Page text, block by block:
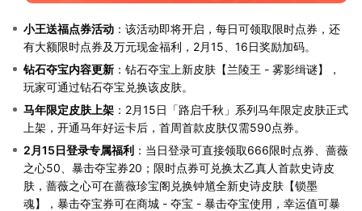
小王送福点券活动 ：该活动即将开启，每日可领取限时点券，还
有大额限时点券及万元现金福利，2月15、16日奖励加码。
钻石夺宝内容更新 ：钻石夺宝上新皮肤【兰陵王 - 雾影缉谜】，
玩家可通过钻石夺宝兑换该皮肤。
马年限定皮肤上架 ：2月15日「路启千秋」系列马年限定皮肤正式
上架，开通马年好运卡后，首周首款皮肤仅需590点券。
2月15日登录专属福利 ：当日登录可直接领取666限时点券、蔷薇
之心50、暴击夺宝券20；限时点券可兑换太乙真人首款史诗皮
肤，蔷薇之心可在蔷薇珍宝阁兑换钟馗全新史诗皮肤【锁墨
魂】，暴击夺宝券可在商城 - 夺宝 - 暴击夺宝使用，幸运值可暴